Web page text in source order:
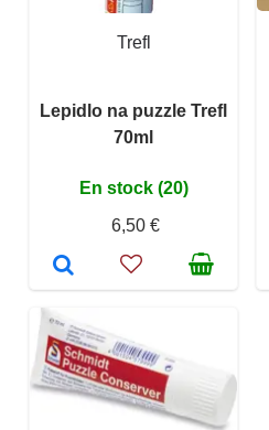
Trefl
Lepidlo na puzzle Trefl
70ml
En stock (20)
6,50 €